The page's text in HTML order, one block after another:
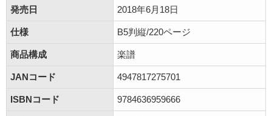
発売日 2018年6月18日
仕様 B5判縦/220ページ
商品構成 楽譜
JANコード 4947817275701
ISBNコード 9784636959666